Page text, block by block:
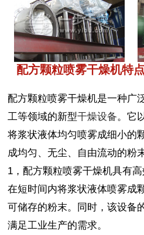
配方颗粒喷雾干燥机特点
配方颗粒喷雾干燥机是一种广
工等领域的新型干燥设备。它
将浆状液体均匀喷雾成细小的
成均匀、无尘、自由流动的粉末
1，配方颗粒喷雾干燥机具有
在短时间内将浆状液体喷雾成
可储存的粉末。同时，该设备
满足工业生产的需求。